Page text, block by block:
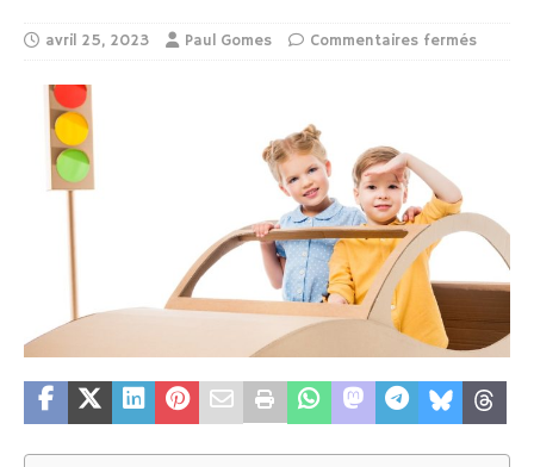
avril 25, 2023 Paul Gomes Commentaires fermés